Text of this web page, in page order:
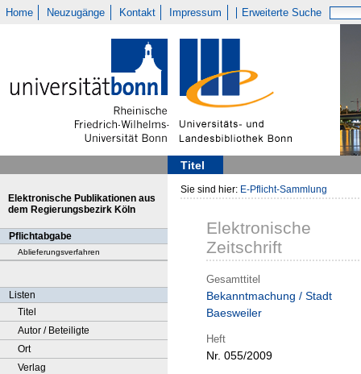
Home Neuzugänge Kontakt Impressum Erweiterte Suche
Titel
Elektronische Publikationen aus
dem Regierungsbezirk Köln
Pflichtabgabe
Ablieferungsverfahren
Listen
Titel
Autor / Beteiligte
Ort
Verlag
Sie sind hier: E-Pflicht-Sammlung
Elektronische
Zeitschrift
Gesamttitel
Bekanntmachung / Stadt
Baesweiler
Heft
Nr. 055/2009